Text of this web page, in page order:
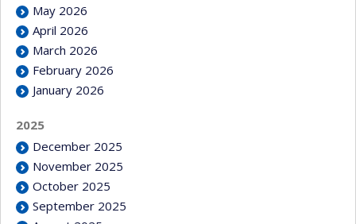
May 2026
April 2026
March 2026
February 2026
January 2026
2025
December 2025
November 2025
October 2025
September 2025